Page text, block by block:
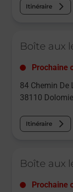
Itinéraire
Boîte aux
Prochaine
84 Chemin De
38110
Itinéraire
Boîte aux
Prochaine